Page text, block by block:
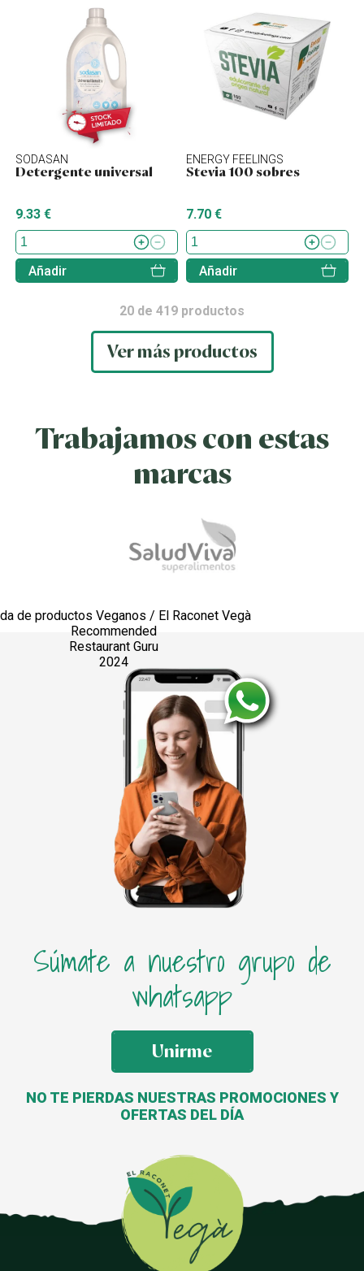
SODASAN
Detergente universal
9.33 €
Añadir
ENERGY FEELINGS
Stevia 100 sobres
7.70 €
Añadir
20 de 419 productos
Ver más productos
Trabajamos con estas
marcas
de productos Veganos / El Raconet Vegà
Recommended
Restaurant Guru
2024
Súmate a nuestro grupo de
whatsapp
Unirme
NO TE PIERDAS NUESTRAS PROMOCIONES Y
OFERTAS DEL DÍA